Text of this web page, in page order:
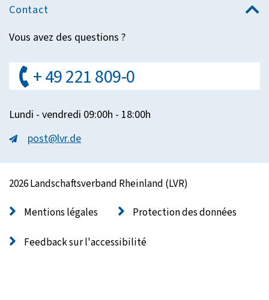
Contact
Vous avez des questions ?
+ 49 221 809-0
Lundi - vendredi 09:00h - 18:00h
post@lvr.de
2026 Landschaftsverband Rheinland (LVR)
Mentions légales Protection des données
Feedback sur l'accessibilité